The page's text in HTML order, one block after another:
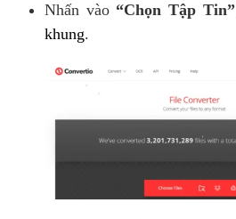
Nhấn vào “Chọn Tập Tin”
khung.